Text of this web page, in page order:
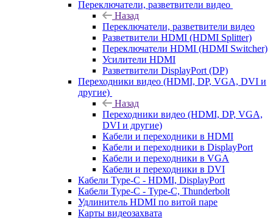
Переключатели, разветвители видео
Назад
Переключатели, разветвители видео
Разветвители HDMI (HDMI Splitter)
Переключатели HDMI (HDMI Switcher)
Усилители HDMI
Разветвители DisplayPort (DP)
Переходники видео (HDMI, DP, VGA, DVI и
другие)
Назад
Переходники видео (HDMI, DP, VGA,
DVI и другие)
Кабели и переходники в HDMI
Кабели и переходники в DisplayPort
Кабели и переходники в VGA
Кабели и переходники в DVI
Кабели Type-C - HDMI, DisplayPort
Кабели Type-C - Type-C, Thunderbolt
Удлинитель HDMI по витой паре
Карты видеозахвата